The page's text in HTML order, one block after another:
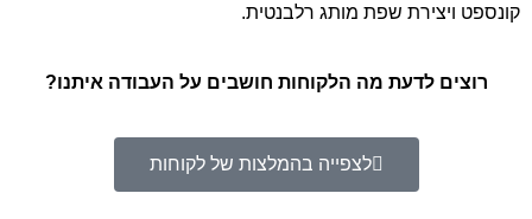
קונספט ויצירת שפת מותג רלבנטית.
רוצים לדעת מה הלקוחות חושבים על העבודה איתנו?
לצפייה בהמלצות של לקוחות